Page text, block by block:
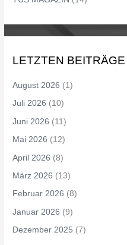
LETZTEN BEITRÄGE
August 2026 (1)
Juli 2026 (10)
Juni 2026 (11)
Mai 2026 (12)
April 2026 (8)
März 2026 (13)
Februar 2026 (8)
Januar 2026 (9)
Dezember 2025 (7)